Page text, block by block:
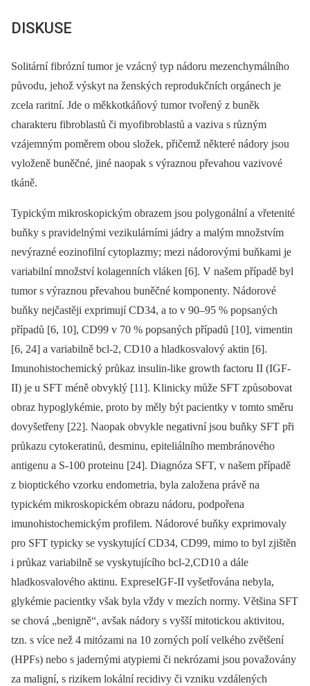
DISKUSE
Solitární fibrózní tumor je vzácný typ nádoru mezenchymálního
původu, jehož výskyt na ženských reprodukčních orgánech je
zcela raritní. Jde o měkkotkáňový tumor tvořený z buněk
charakteru fibroblastů či myofibroblastů a vaziva s různým
vzájemným poměrem obou složek, přičemž některé nádory jsou
vyloženě buněčné, jiné naopak s výraznou převahou vazivové
tkáně.
Typickým mikroskopickým obrazem jsou polygonální a vřetenité
buňky s pravidelnými vezikulárními jádry a malým množstvím
nevýrazné eozinofilní cytoplazmy; mezi nádorovými buňkami je
variabilní množství kolagenních vláken [6]. V našem případě byl
tumor s výraznou převahou buněčné komponenty. Nádorové
buňky nejčastěji exprimují CD34, a to v 90–95 % popsaných
případů [6, 10], CD99 v 70 % popsaných případů [10], vimentin
[6, 24] a variabilně bcl-2, CD10 a hladkosvalový aktin [6].
Imunohistochemický průkaz insulin-like growth factoru II (IGF-
II) je u SFT méně obvyklý [11]. Klinicky může SFT způsobovat
obraz hypoglykémie, proto by měly být pacientky v tomto směru
dovyšetřeny [22]. Naopak obvykle negativní jsou buňky SFT při
průkazu cytokeratinů, desminu, epiteliálního membránového
antigenu a S-100 proteinu [24]. Diagnóza SFT, v našem případě
z bioptického vzorku endometria, byla založena právě na
typickém mikroskopickém obrazu nádoru, podpořena
imunohistochemickým profilem. Nádorové buňky exprimovaly
pro SFT typicky se vyskytující CD34, CD99, mimo to byl zjištěn
i průkaz variabilně se vyskytujícího bcl-2,CD10 a dále
hladkosvalového aktinu. ExpreseIGF-II vyšetřována nebyla,
glykémie pacientky však byla vždy v mezích normy. Většina SFT
se chová „benigně“, avšak nádory s vyšší mitotickou aktivitou,
tzn. s více než 4 mitózami na 10 zorných polí velkého zvětšení
(HPFs) nebo s jadernými atypiemi či nekrózami jsou považovány
za maligní, s rizikem lokální recidivy či vzniku vzdálených